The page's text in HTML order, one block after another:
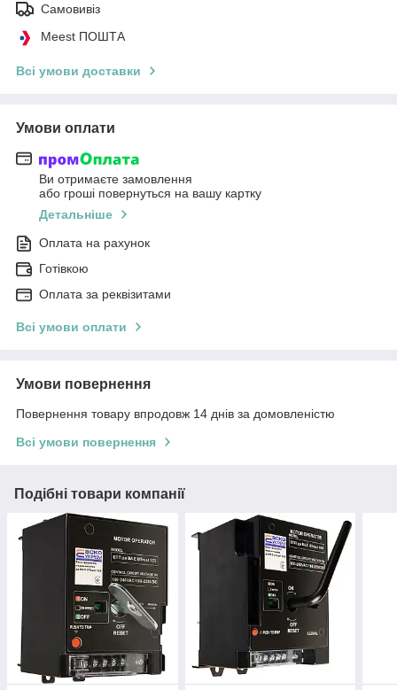
Самовивіз
Meest ПОШТА
Всі умови доставки
Умови оплати
Ви отримаєте замовлення
або гроші повернуться на вашу картку
Детальніше
Оплата на рахунок
Готівкою
Оплата за реквізитами
Всі умови оплати
Умови повернення
Повернення товару впродовж 14 днів за домовленістю
Всі умови повернення
Подібні товари компанії